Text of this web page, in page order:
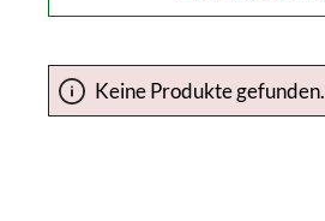
Keine Produkte gefunden.